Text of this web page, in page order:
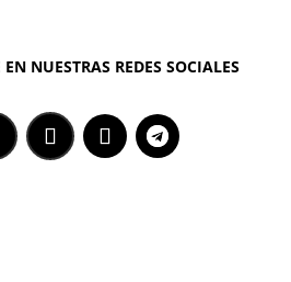
NUESTRAS REDES SOCIALES